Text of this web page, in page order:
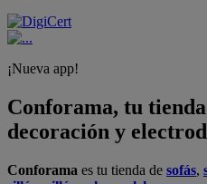
¡Nueva app!
Conforama, tu
decoración y
Conforama es tu tienda de sofás,